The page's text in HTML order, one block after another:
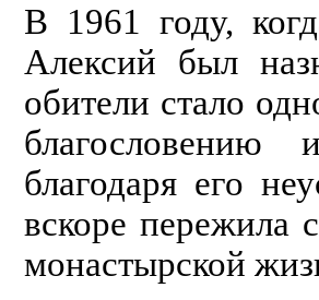
В 1961 году,
Алексий был
обители стало
благодаря его
вскоре пережила
монастырской